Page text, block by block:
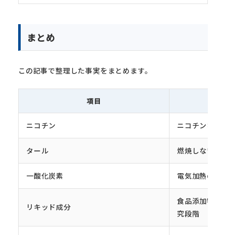
まとめ
この記事で整理した事実をまとめます。
項目
ニコチン ニコチンなし
タール 燃焼しないた
一酸化炭素 電気加熱のた
リキッド成分
食品添加物ベ
究段階